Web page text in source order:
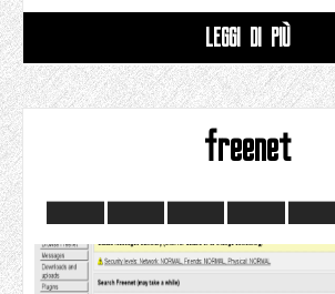
LEGGI DI PIÙ
freenet